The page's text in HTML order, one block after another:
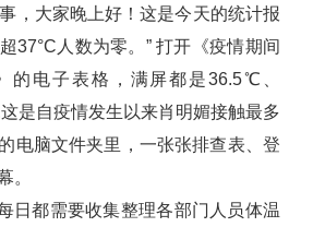
大家晚上好！这是今天的统计报
37°C人数为零。” 打开《疫情期间
的电子表格，满屏都是36.5℃、
是自疫情发生以来肖明媚接触最多
电脑文件夹里，一张张排查表、登
。
都需要收集整理各部门人员体温